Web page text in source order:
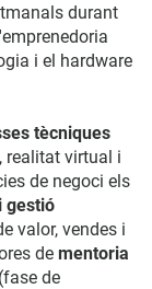
durant
i el hardware
tècniques
realitat virtual i
de negoci els
gestió
valor, vendes i
de mentoria
de